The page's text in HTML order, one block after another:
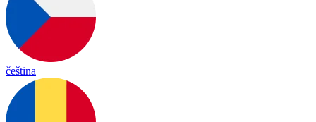
čeština